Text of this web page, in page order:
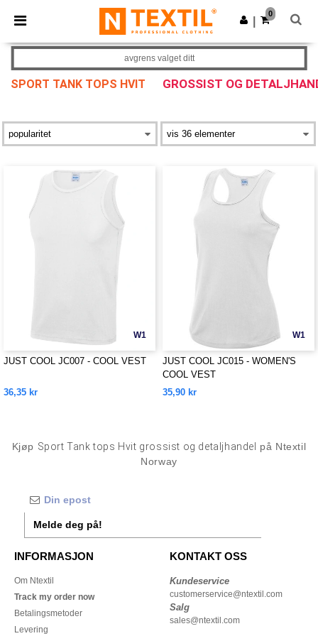
× Ntextil-app
Bedre priser i appen!
Last ned app
0
SPORT TANK TOPS HVIT GROSSIST OG
avgrens valget ditt
W1
JUST COOL JC007 - COOL VEST
36,35 kr
W1
JUST COOL JC015 - WOMEN'S
COOL VEST
35,90 kr
Kjøp Sport Tank tops Hvit grossist og detaljhandel
på Ntextil
Norway
Melde deg på!
INFORMASJON
Om Ntextil
Track my order now
Betalingsmetoder
Levering
KONTAKT OSS
Kundeservice
customerservice@ntextil.com
Salg
sales@ntextil.com